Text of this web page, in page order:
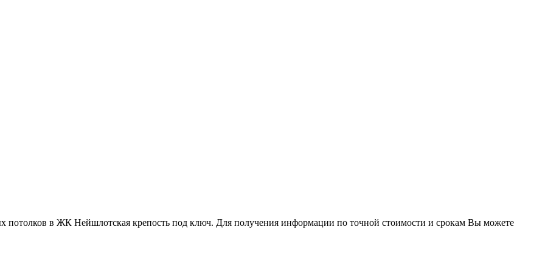
потолков в ЖК Нейшлотская крепость под ключ. Для получения информации по точной стоимости и срокам Вы можете